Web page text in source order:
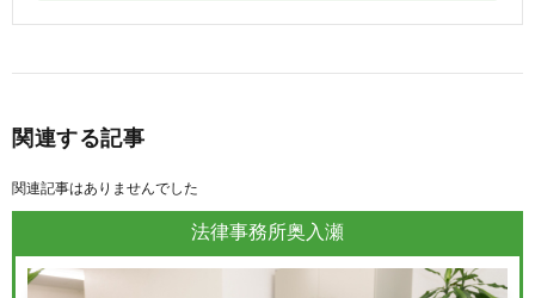
関連する記事
関連記事はありませんでした
法律事務所奥入瀬